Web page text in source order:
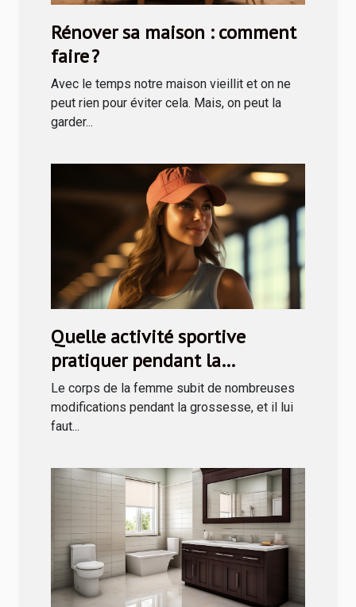
Rénover sa maison : comment
faire ?
Avec le temps notre maison vieillit et on ne
peut rien pour éviter cela. Mais, on peut la
garder...
Quelle activité sportive
pratiquer pendant la
grossesse ?
Le corps de la femme subit de nombreuses
modifications pendant la grossesse, et il lui
faut...